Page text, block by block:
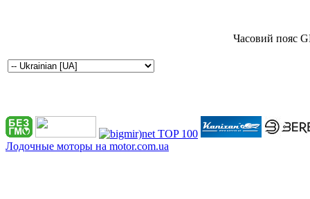
Часовий пояс
Лодочные моторы на motor.com.ua